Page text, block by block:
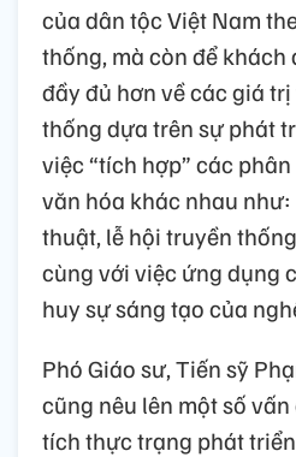
của dân tộc Việt Nam
thống, mà còn để
đầy đủ hơn về các giá
thống dựa trên sự phát
việc “tích hợp” các
văn hóa khác nhau
thuật, lễ hội truyền
cùng với việc ứng dụng
huy sự sáng tạo của
Phó Giáo sư, Tiến sỹ
cũng nêu lên một số
tích thực trạng phát